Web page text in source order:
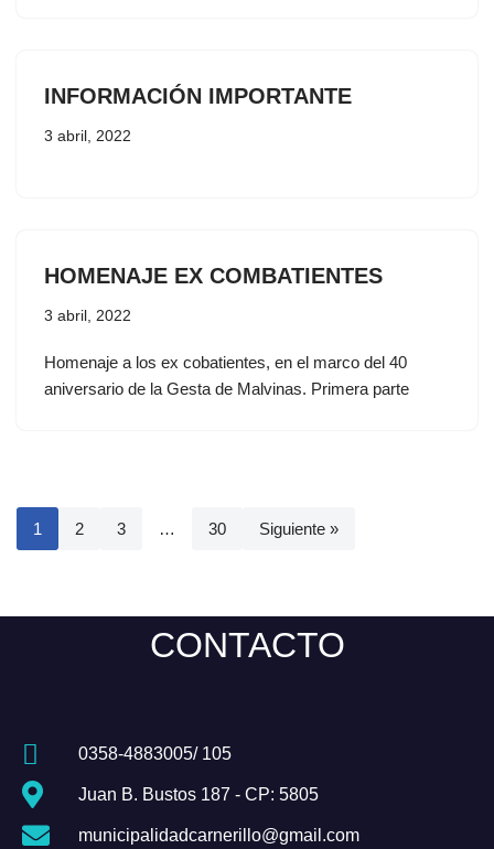
INFORMACIÓN IMPORTANTE
3 abril, 2022
HOMENAJE EX COMBATIENTES
3 abril, 2022
Homenaje a los ex cobatientes, en el marco del 40
aniversario de la Gesta de Malvinas. Primera parte
1 2 3 … 30 Siguiente »
CONTACTO
0358-4883005/ 105
Juan B. Bustos 187 - CP: 5805
municipalidadcarnerillo@gmail.com